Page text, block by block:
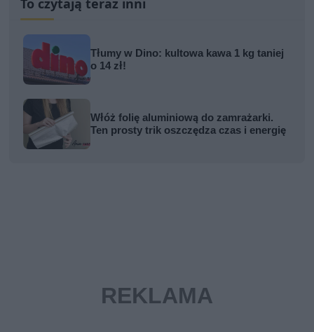
To czytają teraz inni
Tłumy w Dino: kultowa kawa 1 kg taniej
o 14 zł!
Włóż folię aluminiową do zamrażarki.
Ten prosty trik oszczędza czas i energię